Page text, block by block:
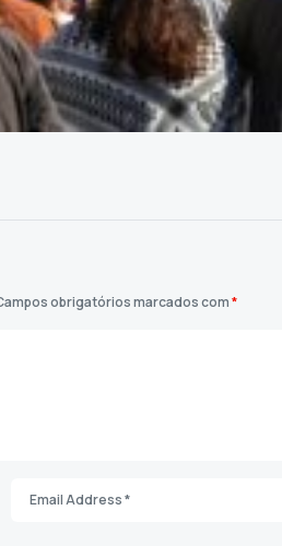
obrigatórios marcados com*